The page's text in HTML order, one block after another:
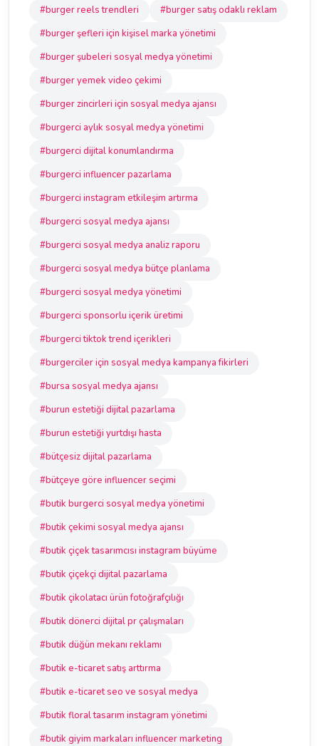
#burger reels trendleri
#burger satış odaklı reklam
#burger şefleri için kişisel marka yönetimi
#burger şubeleri sosyal medya yönetimi
#burger yemek video çekimi
#burger zincirleri için sosyal medya ajansı
#burgerci aylık sosyal medya yönetimi
#burgerci dijital konumlandırma
#burgerci influencer pazarlama
#burgerci instagram etkileşim artırma
#burgerci sosyal medya ajansı
#burgerci sosyal medya analiz raporu
#burgerci sosyal medya bütçe planlama
#burgerci sosyal medya yönetimi
#burgerci sponsorlu içerik üretimi
#burgerci tiktok trend içerikleri
#burgerciler için sosyal medya kampanya fikirleri
#bursa sosyal medya ajansı
#burun estetiği dijital pazarlama
#burun estetiği yurtdışı hasta
#bütçesiz dijital pazarlama
#bütçeye göre influencer seçimi
#butik burgerci sosyal medya yönetimi
#butik çekimi sosyal medya ajansı
#butik çiçek tasarımcısı instagram büyüme
#butik çiçekçi dijital pazarlama
#butik çikolatacı ürün fotoğrafçılığı
#butik dönerci dijital pr çalışmaları
#butik düğün mekanı reklamı
#butik e-ticaret satış arttırma
#butik e-ticaret seo ve sosyal medya
#butik floral tasarım instagram yönetimi
#butik giyim markaları influencer marketing